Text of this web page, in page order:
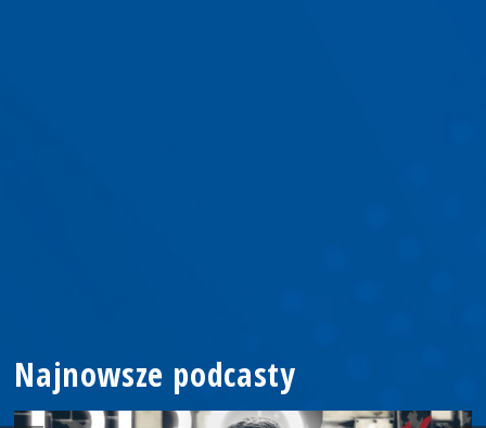
Najnowsze podcasty